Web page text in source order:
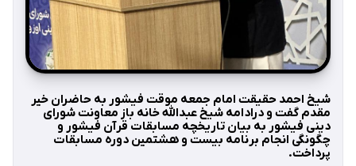
شیخ احمد حقیقت امام جمعه موقت فیشور به حاضران خیر
مقدم گفت و درادامه شیخ عبدالله خانه باز معاونت شورای
دینی فیشور به بیان تاریخچه مسابقات قرآن فیشور و
چگونگی انجام برنامه بیست و هشتمین دوره مسابقات
پرداخت.